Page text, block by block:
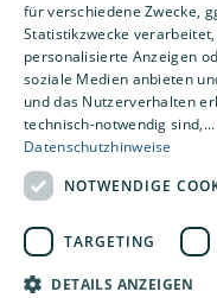
für verschiedene Zwecke,
Statistikzwecke
personalisierte Anzeigen
soziale Medien anbieten
und das Nutzerverhalten
technisch-notwendig sind,...
Datenschutzhinweise
NOTWENDIGE
TARGETING
DETAILS ANZEIGEN